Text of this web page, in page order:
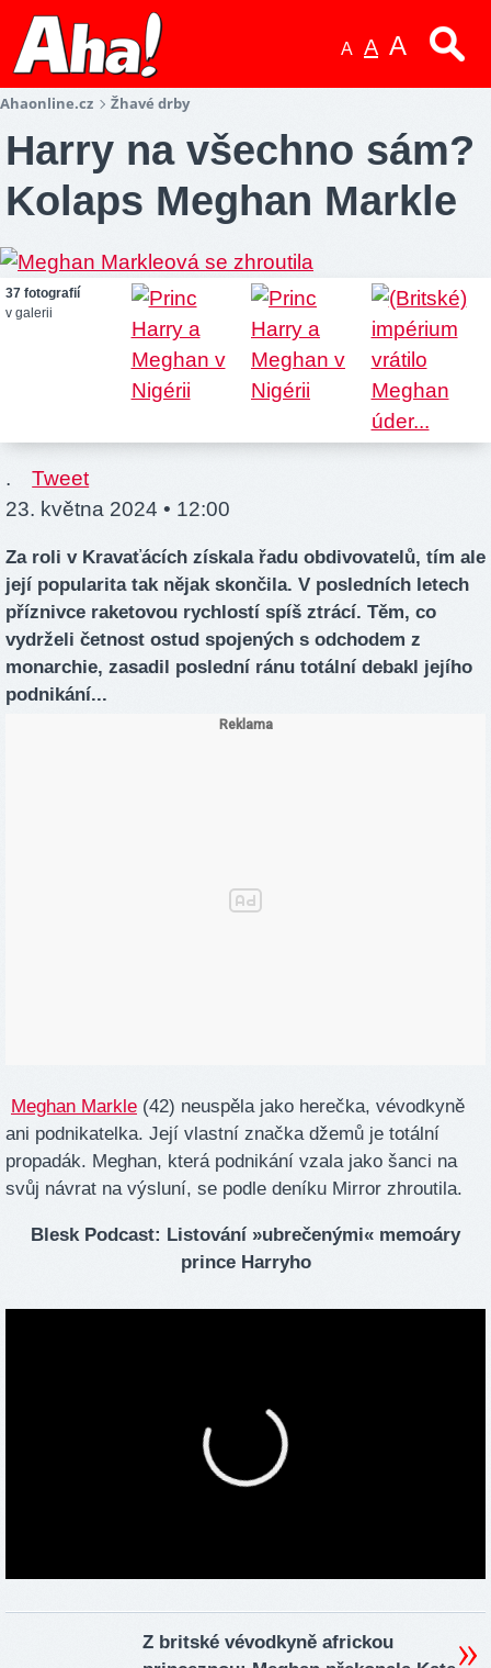
A A A
Ahaonline.cz Žhavé drby
Harry na všechno sám?
Kolaps Meghan Markle
37 fotografií
v galerii
.
Tweet
23. května 2024 • 12:00
Za roli v Kravaťácích získala řadu obdivovatelů, tím ale
její popularita tak nějak skončila. V posledních letech
příznivce raketovou rychlostí spíš ztrácí. Těm, co
vydrželi četnost ostud spojených s odchodem z
monarchie, zasadil poslední ránu totální debakl jejího
podnikání...
Meghan Markle (42) neuspěla jako herečka, vévodkyně
ani podnikatelka. Její vlastní značka džemů je totální
propadák. Meghan, která podnikání vzala jako šanci na
svůj návrat na výsluní, se podle deníku Mirror zhroutila.
Blesk Podcast: Listování »ubrečenými« memoáry
prince Harryho
Z britské vévodkyně africkou